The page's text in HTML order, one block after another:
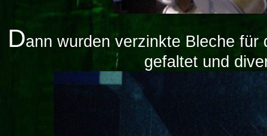
Dann wurden verzinkte Bleche
gefaltet und